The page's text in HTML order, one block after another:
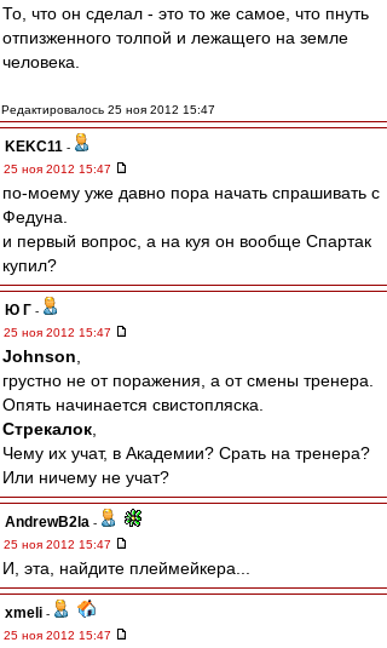
То, что он сделал - это то же самое, что пнуть
отпизженного толпой и лежащего на земле
человека.
Редактировалось 25 ноя 2012 15:47
KEKC11 -
25 ноя 2012 15:47
по-моему уже давно пора начать спрашивать с
Федуна.
и первый вопрос, а на куя он вообще Спартак
купил?
Ю Г -
25 ноя 2012 15:47
Johnson
грустно не от поражения, а от смены тренера.
Опять начинается свистопляска.
Стрекалок
Чему их учат, в Академии? Срать на тренера?
Или ничему не учат?
AndrewB2la -
25 ноя 2012 15:47
И, эта, найдите плеймейкера...
xmeli -
25 ноя 2012 15:47